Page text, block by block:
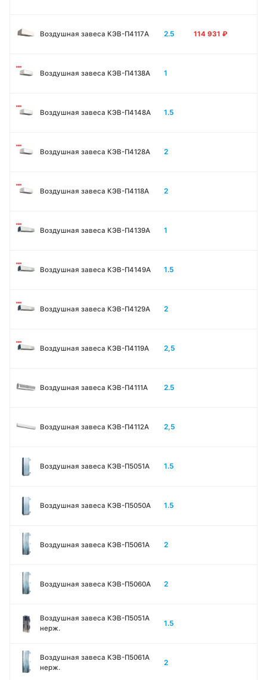
Воздушная завеса КЭВ-П4117A 2.5 114 931 ₽
Воздушная завеса КЭВ-П4138А 1
Воздушная завеса КЭВ-П4148А 1.5
Воздушная завеса КЭВ-П4128А 2
Воздушная завеса КЭВ-П4118А 2
Воздушная завеса КЭВ-П4139А 1
Воздушная завеса КЭВ-П4149А 1.5
Воздушная завеса КЭВ-П4129А 2
Воздушная завеса КЭВ-П4119А 2,5
Воздушная завеса КЭВ-П4111A 2.5
Воздушная завеса КЭВ-П4112А 2,5
Воздушная завеса КЭВ-П5051A 1.5
Воздушная завеса КЭВ-П5050A 1.5
Воздушная завеса КЭВ-П5061A 2
Воздушная завеса КЭВ-П5060A 2
Воздушная завеса КЭВ-П5051A
нерж.
1.5
Воздушная завеса КЭВ-П5061A
нерж.
2